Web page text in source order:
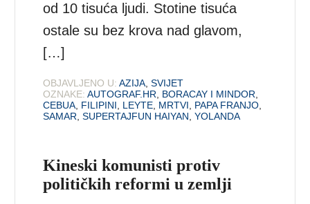
od 10 tisuća ljudi. Stotine tisuća
ostale su bez krova nad glavom,
[…]
OBJAVLJENO U: AZIJA,SVIJET
OZNAKE: AUTOGRAF.HR, BORACAY I MINDOR,
CEBUA, FILIPINI, LEYTE, MRTVI, PAPA FRANJO,
SAMAR,SUPERTAJFUN HAIYAN,YOLANDA
Kineski komunisti protiv
političkih reformi u zemlji